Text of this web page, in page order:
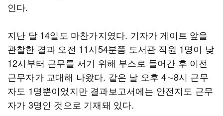
인다.
지난 달 14일도 마찬가지였다. 기자가 게이트 앞을
관찰한 결과 오전 11시54분쯤 도서관 직원 1명이 낮
12시부터 근무를 서기 위해 부스로 들어간 후 이전
근무자가 교대해 나왔다. 같은 날 오후 4∼8시 근무
자도 1명뿐이었지만 결과보고서에는 안전지도 근무
자가 3명인 것으로 기재돼 있다.